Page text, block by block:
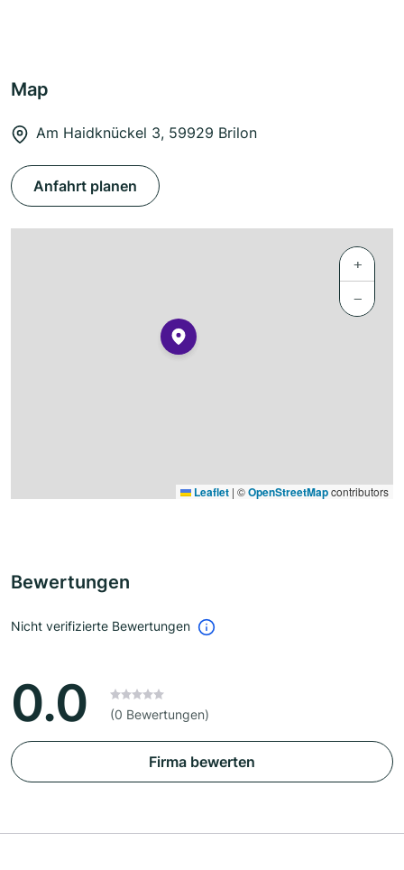
Map
Am Haidknückel 3, 59929 Brilon
Anfahrt planen
+
−
Leaflet | ©OpenStreetMapcontributors
Bewertungen
Nicht verifizierte Bewertungen
0.0 (0 Bewertungen)
Firma bewerten